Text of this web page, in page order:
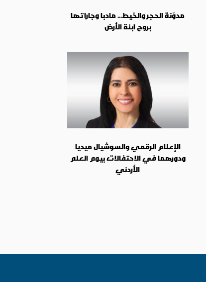
مدوّنة الحجر والخيط... مادبا وجاراتها
بروح ابنة الأرض
الإعلام الرقمي والسوشيال ميديا
ودورهما في الاحتفالات بيوم العلم
الأردني